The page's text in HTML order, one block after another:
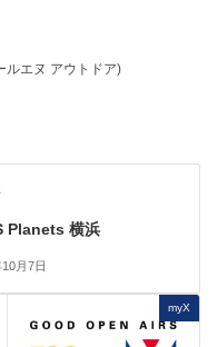
ルエヌ アウトドア)
Planets 横浜
月7日
myX